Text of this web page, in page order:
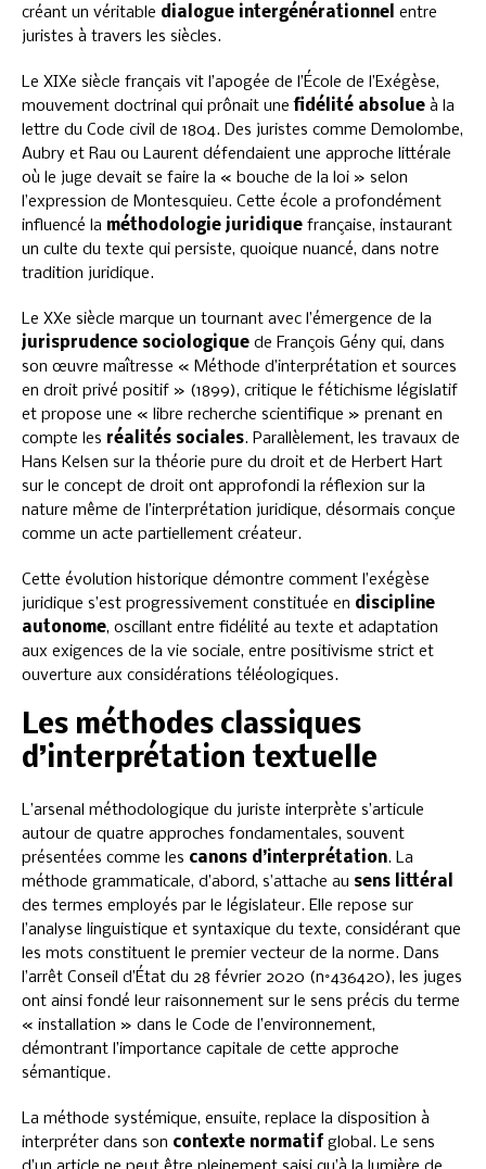
créant un véritable dialogue intergénérationnel entre
juristes à travers les siècles.
Le XIXe siècle français vit l’apogée de l’École de l’Exégèse,
mouvement doctrinal qui prônait unefidélité absolue à la
lettre du Code civil de 1804. Des juristes comme Demolombe,
Aubry et Rau ou Laurent défendaient une approche littérale
où le juge devait se faire la « bouche de la loi » selon
l’expression de Montesquieu. Cette école a profondément
influencé la méthodologie juridique française, instaurant
un culte du texte qui persiste, quoique nuancé, dans notre
tradition juridique.
Le XXe siècle marque un tournant avec l’émergence de la
jurisprudence sociologique de François Gény qui, dans
son œuvre maîtresse « Méthode d’interprétation et sources
en droit privé positif » (1899), critique le fétichisme législatif
et propose une « libre recherche scientifique » prenant en
compte les réalités sociales. Parallèlement, les travaux de
Hans Kelsen sur la théorie pure du droit et de Herbert Hart
sur le concept de droit ont approfondi la réflexion sur la
nature même de l’interprétation juridique, désormais conçue
comme un acte partiellement créateur.
Cette évolution historique démontre comment l’exégèse
juridique s’est progressivement constituée en discipline
autonome, oscillant entre fidélité au texte et adaptation
aux exigences de la vie sociale, entre positivisme strict et
ouverture aux considérations téléologiques.
Les méthodes classiques
d’interprétation textuelle
L’arsenal méthodologique du juriste interprète s’articule
autour de quatre approches fondamentales, souvent
présentées comme les canons d’interprétation. La
méthode grammaticale, d’abord, s’attache au sens littéral
des termes employés par le législateur. Elle repose sur
l’analyse linguistique et syntaxique du texte, considérant que
les mots constituent le premier vecteur de la norme. Dans
l’arrêt Conseil d’État du 28 février 2020 (n°436420), les juges
ont ainsi fondé leur raisonnement sur le sens précis du terme
« installation » dans le Code de l’environnement,
démontrant l’importance capitale de cette approche
sémantique.
La méthode systémique, ensuite, replace la disposition à
interpréter dans son contexte normatif global. Le sens